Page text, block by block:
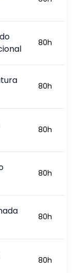
80h
80h
80h
80h
80h
80h